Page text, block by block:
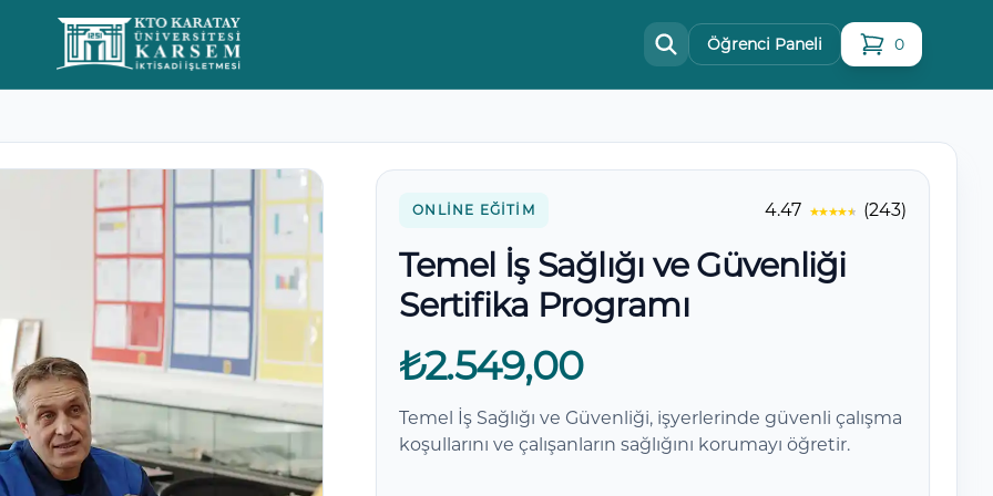
Öğrenci Paneli 0
sepetteki
Yorumlar
ONLINE EĞITIM 4.47 (243)
Temel İş Sağlığı ve Güvenliği
Sertifika Programı
₺2.549,00
Temel İş Sağlığı ve Güvenliği, işyerlerinde güvenli çalışma
koşullarını ve çalışanların sağlığını korumayı öğretir.